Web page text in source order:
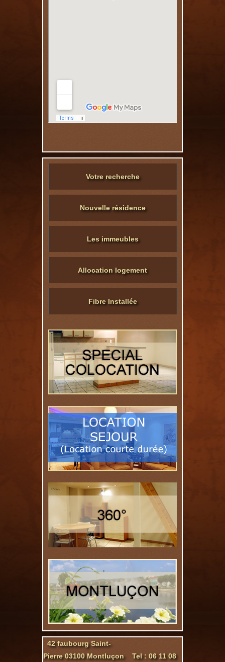
Votre recherche
Nouvelle résidence
Les immeubles
Allocation logement
Fibre Installée
42 faubourg Saint-
Pierre 03100 Montluçon Tel : 06 11 08